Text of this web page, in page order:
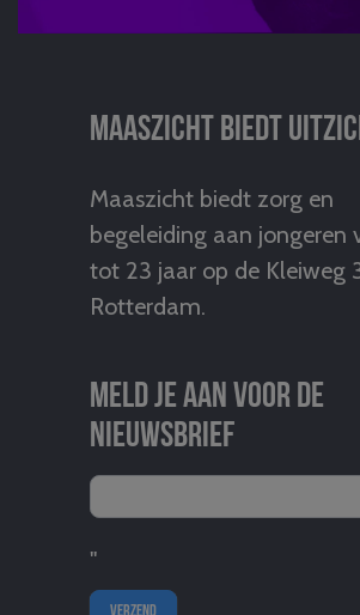
Maaszicht biedt
Maaszicht biedt zorg en
begeleiding aan jongeren
tot 23 jaar op de Kleiweg
Rotterdam.
Meld je aan voor de
nieuwsbrief
"